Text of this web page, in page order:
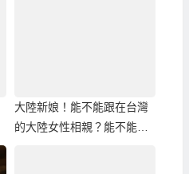
大陸新娘！能不能跟在台灣
的大陸女性相親？能不能安